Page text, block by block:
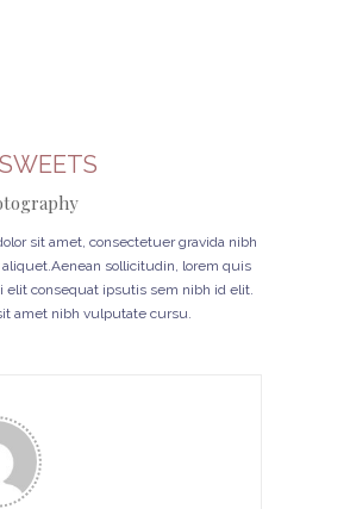
sit amet, consectetuer gravida nibh
sollicitudin, lorem quis
elit consequat ipsutis sem nibh id elit.
amet nibh vulputate cursu.